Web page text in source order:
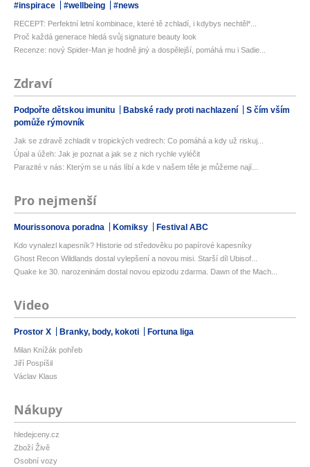
#inspirace #wellbeing #news
RECEPT: Perfektní letní kombinace, které tě zchladí, i kdybys nechtěl*...
Proč každá generace hledá svůj signature beauty look
Recenze: nový Spider-Man je hodně jiný a dospělejší, pomáhá mu i Sadie...
Zdraví
Podpořte dětskou imunitu Babské rady proti nachlazení
S čím vším
pomůže rýmovník
Jak se zdravě zchladit v tropických vedrech: Co pomáhá a kdy už riskuj...
Úpal a úžeh: Jak je poznat a jak se z nich rychle vyléčit
Parazité v nás: Kterým se u nás líbí a kde v našem těle je můžeme nají...
Pro nejmenší
Mourissonova poradna Komiksy Festival ABC
Kdo vynalezl kapesník? Historie od středověku po papírové kapesníky
Ghost Recon Wildlands dostal vylepšení a novou misi. Starší díl Ubisof...
Quake ke 30. narozeninám dostal novou epizodu zdarma. Dawn of the Mach...
Video
Prostor X Branky, body, kokoti Fortuna liga
Milan Knížák pohřeb
Jiří Pospíšil
Václav Klaus
Nákupy
hledejceny.cz
Zboží Živě
Osobní vozy